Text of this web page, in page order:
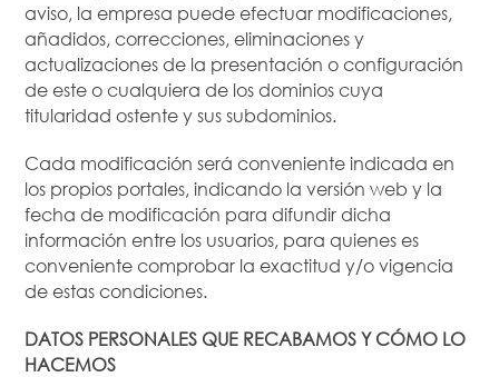
aviso, la empresa puede efectuar modificaciones,
añadidos, correcciones, eliminaciones y
actualizaciones de la presentación o configuración
de este o cualquiera de los dominios cuya
titularidad ostente y sus subdominios.
Cada modificación será conveniente indicada en
los propios portales, indicando la versión web y la
fecha de modificación para difundir dicha
información entre los usuarios, para quienes es
conveniente comprobar la exactitud y/o vigencia
de estas condiciones.
DATOS PERSONALES QUE RECABAMOS Y CÓMO LO
HACEMOS